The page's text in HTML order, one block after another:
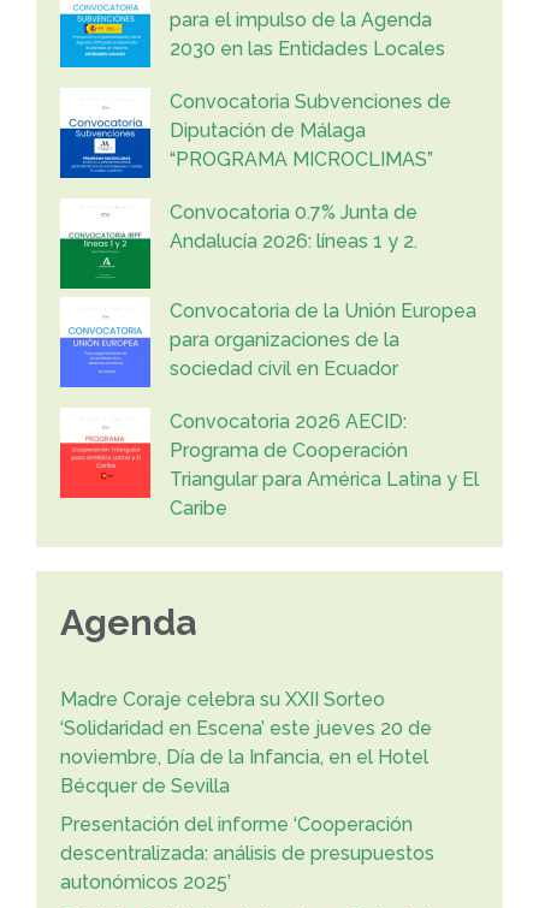
para el impulso de la Agenda
2030 en las Entidades Locales
Convocatoria Subvenciones de
Diputación de Málaga
“PROGRAMA MICROCLIMAS”
Convocatoria 0.7% Junta de
Andalucía 2026: líneas 1 y 2.
Convocatoria de la Unión Europea
para organizaciones de la
sociedad civil en Ecuador
Convocatoria 2026 AECID:
Programa de Cooperación
Triangular para América Latina y El
Caribe
Agenda
Madre Coraje celebra su XXII Sorteo
‘Solidaridad en Escena’ este jueves 20 de
noviembre, Día de la Infancia, en el Hotel
Bécquer de Sevilla
Presentación del informe ‘Cooperación
descentralizada: análisis de presupuestos
autonómicos 2025’